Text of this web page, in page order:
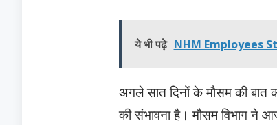
ये भी पढ़े NHM Employees
अगले सात दिनों के मौसम की बात
की संभावना है। मौसम विभाग ने